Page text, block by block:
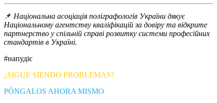
📌 Національна асоціація поліграфологів України дякує
Національному агентству кваліфікацій за довіру та відкрите
партнерство у спільній справі розвитку системи професійних
стандартів в Україні.
#напудіє
¿SIGUE SIENDO PROBLEMAS?
PÓNGALOS AHORA MISMO